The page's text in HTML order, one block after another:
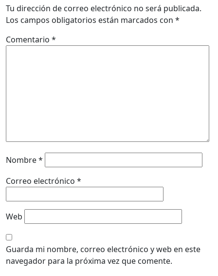
Tu dirección de correo electrónico no será publicada.
Los campos obligatorios están marcados con *
Comentario *
Nombre*
Correo electrónico *
Web
Guarda mi nombre, correo electrónico y web en este
navegador para la próxima vez que comente.